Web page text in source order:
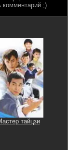
комментарий ;)
тайцзи